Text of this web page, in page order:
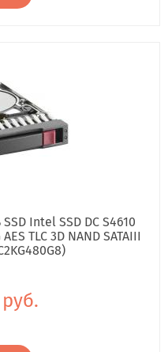
Intel SSD DC S4610
TLC 3D NAND SATAIII